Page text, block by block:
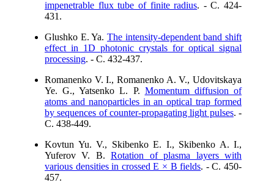
impenetrable flux tube of finite radius. - C. 424-
431.
Glushko E. Ya. The intensity-dependent band shift
effect in 1D photonic crystals for optical signal
processing. - C. 432-437.
Romanenko V. I., Romanenko A. V., Udovitskaya
Ye. G., Yatsenko L. P. Momentum diffusion of
atoms and nanoparticles in an optical trap formed
by sequences of counter-propagating light pulses. -
C. 438-449.
Kovtun Yu. V., Skibenko E. I., Skibenko A. I.,
Yuferov V. B.Rotation of plasma layers with
various densities in crossed E × B fields. - C. 450-
457.